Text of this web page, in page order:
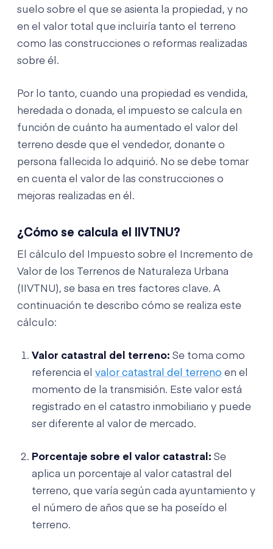
suelo sobre el que se asienta la propiedad, y no
en el valor total que incluiría tanto el terreno
como las construcciones o reformas realizadas
sobre él.
Por lo tanto, cuando una propiedad es vendida,
heredada o donada, el impuesto se calcula en
función de cuánto ha aumentado el valor del
terreno desde que el vendedor, donante o
persona fallecida lo adquirió. No se debe tomar
en cuenta el valor de las construcciones o
mejoras realizadas en él.
¿Cómo se calcula el IIVTNU?
El cálculo del Impuesto sobre el Incremento de
Valor de los Terrenos de Naturaleza Urbana
(IIVTNU), se basa en tres factores clave. A
continuación te describo cómo se realiza este
cálculo:
Valor catastral del terreno: Se toma como
referencia el valor catastral del terreno en el
momento de la transmisión. Este valor está
registrado en el catastro inmobiliario y puede
ser diferente al valor de mercado.
Porcentaje sobre el valor catastral: Se
aplica un porcentaje al valor catastral del
terreno, que varía según cada ayuntamiento y
el número de años que se ha poseído el
terreno.